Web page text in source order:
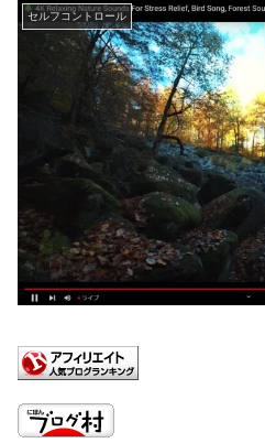
セルフコントロール